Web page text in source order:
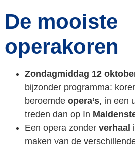
De mooiste
operakoren
Zondagmiddag 12
bijzonder programma:
beroemde opera’s, in een
treden dan op In
Een opera zonder verhaal
maken van de